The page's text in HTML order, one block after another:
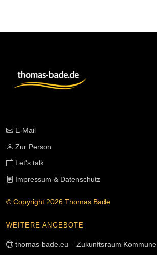
E-Mail
Zur Person
Let's talk
Impressum & Datenschutz
© Copyright 2026 Thomas Bade
WEITERE ANGEBOTE
thomas-bade.eu – Zukunftsraum Kommune